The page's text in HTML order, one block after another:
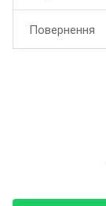
Повернення